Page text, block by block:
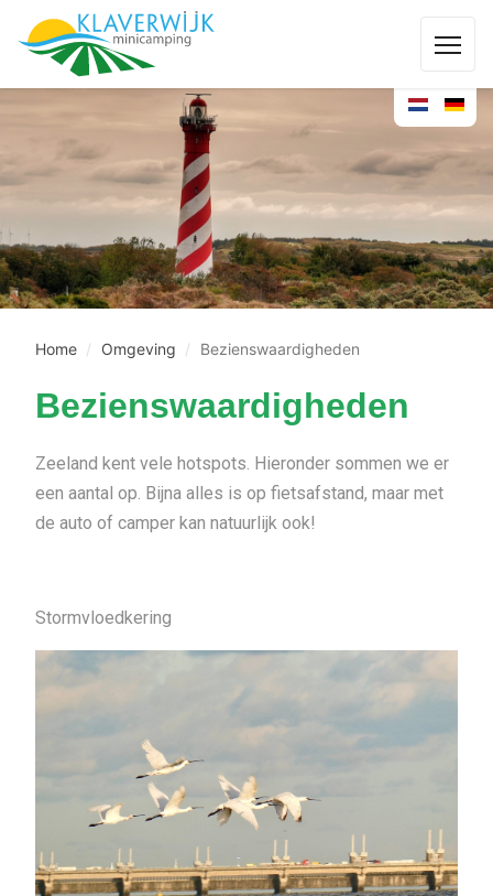
Home Omgeving Bezienswaardigheden
Bezienswaardigheden
Zeeland kent vele hotspots. Hieronder sommen we er
een aantal op. Bijna alles is op fietsafstand, maar met
de auto of camper kan natuurlijk ook!
Stormvloedkering